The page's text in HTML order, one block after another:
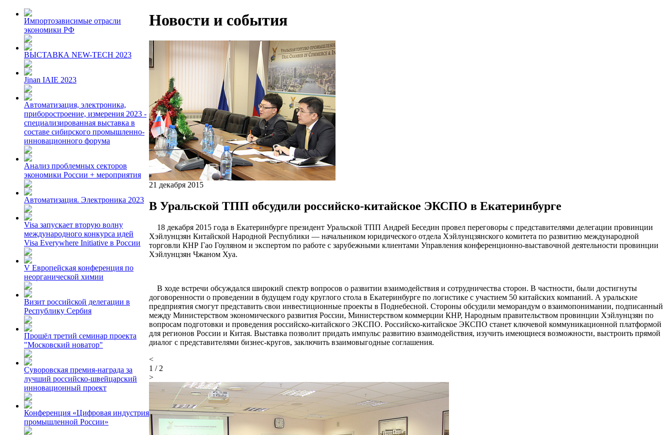
Импортозависимые отрасли
экономики РФ
ВЫСТАВКА NEW-TECH 2023
Jinan IAIE 2023
Автоматизация, электроника,
приборостроение, измерения 2023 -
специализированная выставка в
составе сибирского промышленно-
инновационного форума
Анализ проблемных секторов
экономики России + мероприятия
Автоматизация. Электроника 2023
Visa запускает вторую волну
международного конкурса идей
Visa Everywhere Initiative в России
V Европейская конференция по
неорганической химии
Визит российской делегации в
Республику Сербия
Прошёл третий семинар проекта
"Московский новатор"
Суворовская премия-награда за
лучший российско-швейцарский
инновационный проект
Конференция «Цифровая индустрия
промышленной России»
Новости и события
21 декабря 2015
В Уральской ТПП обсудили российско-китайское ЭКСПО в Екатеринбурге
18 декабря 2015 года в Екатеринбурге президент Уральской ТПП Андрей Беседин провел переговоры с представителями делегации провинции
Хэйлунцзян Китайской Народной Республики — начальником юридического отдела Хэйлунцзянского комитета по развитию международной
торговли КНР Гао Гоуляном и экспертом по работе с зарубежными клиентами Управления конференционно-выставочной деятельности провинции
Хэйлунцзян Чжаном Хуа.
В ходе встречи обсуждался широкий спектр вопросов о развитии взаимодействия и сотрудничества сторон. В частности, были достигнуты
договоренности о проведении в будущем году круглого стола в Екатеринбурге по логистике с участием 50 китайских компаний. А уральские
предприятия смогут представить свои инвестиционные проекты в Поднебесной. Стороны обсудили меморандум о взаимопонимании, подписанный
между Министерством экономического развития России, Министерством коммерции КНР, Народным правительством провинции Хэйлунцзян по
вопросам подготовки и проведения российско-китайского ЭКСПО. Российско-китайское ЭКСПО станет ключевой коммуникационной платформой
для регионов России и Китая. Выставка позволит придать импульс развитию взаимодействия, изучить имеющиеся возможности, выстроить прямой
диалог с представителями бизнес-кругов, заключить взаимовыгодные соглашения.
<
1 / 2
>